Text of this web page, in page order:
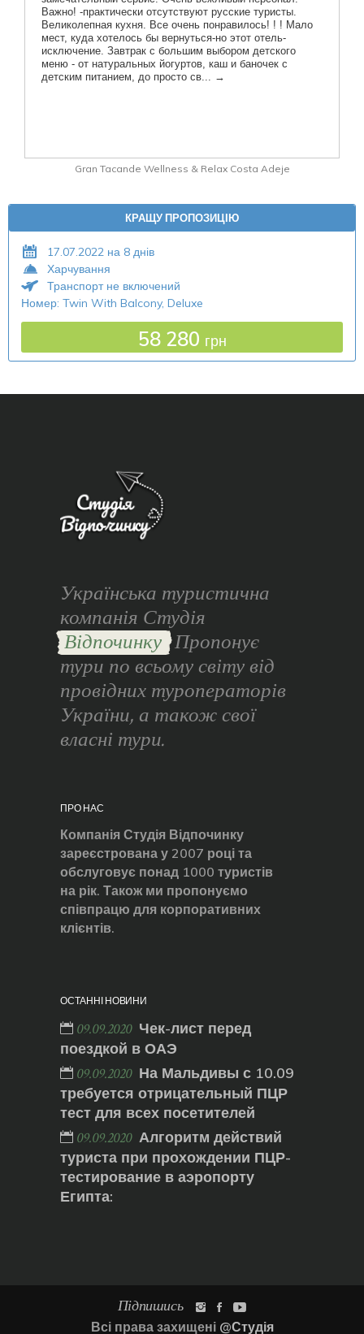
Gran Tacande Wellness & Relax Costa Adeje
КРАЩУ ПРОПОЗИЦІЮ
17.07.2022 на 8 днів
Харчування
Транспорт не включений
Номер: Twin With Balcony, Deluxe
58 280 грн
Українська туристична
компанія Студія
Відпочинку Пропонує
тури по всьому світу від
провідних туроператорів
України, а також свої
власні тури.
ПРО НАС
Компанія Студія Відпочинку
зареєстрована у 2007 році та
обслуговує понад 1000 туристів
на рік. Також ми пропонуємо
співпрацю для корпоративних
клієнтів.
ОСТАННІ НОВИНИ
09.09.2020 Чек-лист перед
поездкой в ОАЭ
09.09.2020 На Мальдивы с 10.09
требуется отрицательный ПЦР
тест для всех посетителей
09.09.2020 Алгоритм действий
туриста при прохождении ПЦР-
тестирование в аэропорту
Египта:
Підпишись
Всі права захищені @Студія